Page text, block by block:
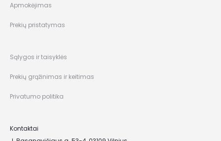
Apmokėjimas
Prekių pristatymas
Sąlygos ir taisyklės
Prekių grąžinimas ir keitimas
Privatumo politika
Kontaktai